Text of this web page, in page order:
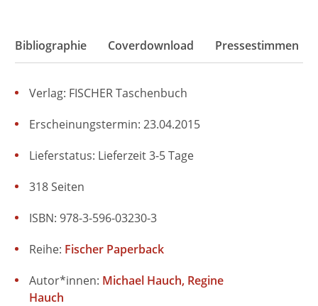
Bibliographie Coverdownload Pressestimmen
Verlag: FISCHER Taschenbuch
Erscheinungstermin: 23.04.2015
Lieferstatus: Lieferzeit 3-5 Tage
ISBN: 978-3-596-03230-3
318 Seiten
Reihe: Fischer Paperback
Autor*innen: Michael Hauch Regine
Hauch